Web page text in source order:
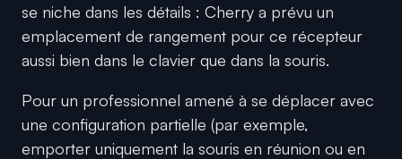
se niche dans les détails : Cherry a prévu un
emplacement de rangement pour ce récepteur
aussi bien dans le clavier que dans la souris.
Pour un professionnel amené à se déplacer avec
une configuration partielle (par exemple,
emporter uniquement la souris en réunion ou en